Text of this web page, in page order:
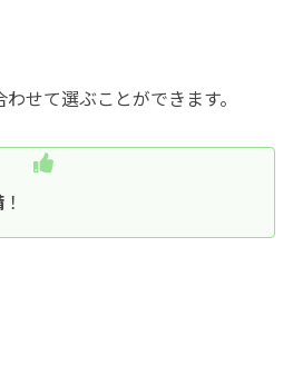
せて選ぶことができます。
！